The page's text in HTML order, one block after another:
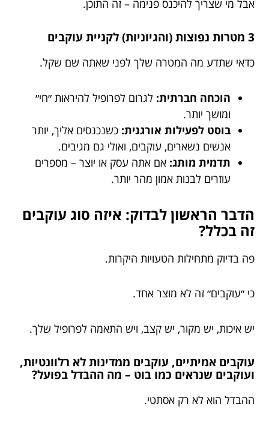
אבל מי שצריך להיכנס פנימה – זה התוכן.
3 מטרות נפוצות (והגיוניות) לקניית עוקבים
כדאי שתדע מה המטרה שלך לפני שאתה שם שקל.
הוכחה חברתית: לגרום לפרופיל להיראות ״חי״
ומושך יותר.
בוסט לפעילות אורגנית: כשנכנסים אליך, יותר
אנשים נשארים, עוקבים, ואולי גם מגיבים.
תדמית מותג: אם אתה עסק או יוצר – מספרים
עוזרים לבנות אמון מהר יותר.
הדבר הראשון לבדוק: איזה סוג עוקבים
זה בכלל?
פה בדיוק מתחילות הטעויות היקרות.
כי ״עוקבים״ זה לא מוצר אחד.
יש איכות, יש מקור, יש קצב, ויש התאמה לפרופיל שלך.
עוקבים אמיתיים, עוקבים ממדינות לא רלוונטיות,
ועוקבים שנראים כמו בוט – מה ההבדל בפועל?
ההבדל הוא לא רק אסתטי.